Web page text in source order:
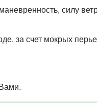
силу
за счет мокрых